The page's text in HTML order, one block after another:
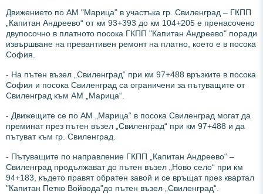
Движението по АМ "Марица" в участъка гр. Свиленград – ГКПП
„Капитан Андреево“ от км 93+393 до км 104+205 е пренасочено
двупосочно в платното посока ГКПП "Капитан Андреево" поради
извършване на превантивен ремонт на платно, което е в посока
София.
- На пътен възел „Свиленград“ при км 97+488 връзките в посока
София и посока Свиленград са ограничени за пътуващите от
Свиленград към АМ „Марица“.
- Движещите се по АМ „Марица“ в посока Свиленград могат да
преминат през пътен възел „Свиленград“ при км 97+488 и да
пътуват към гр. Свиленград.
- Пътуващите по направление ГКПП „Капитан Андреево“ –
Свиленград продължават до пътен възел „Ново село“ при км
94+183, където правят обратен завой и се връщат през квартал
"Капитан Петко Войвода"до пътен възел „Свиленград“.